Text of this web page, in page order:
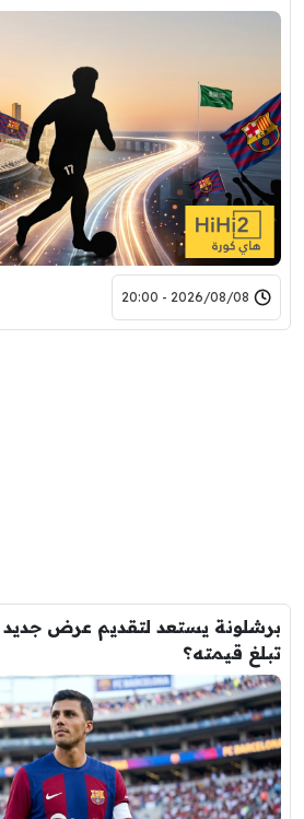
2026/08/08 - 20:00
برشلونة يستعد لتقديم عرض
تبلغ قيمته؟